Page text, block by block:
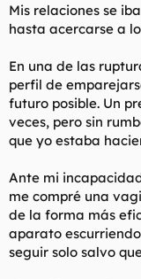
:
Mis relaciones se
hasta acercarse a
En una de las
perfil de
futuro posible. Un
veces, pero sin
que yo estaba
Ante mi
me compré una
de la forma más
aparato
seguir solo salvo